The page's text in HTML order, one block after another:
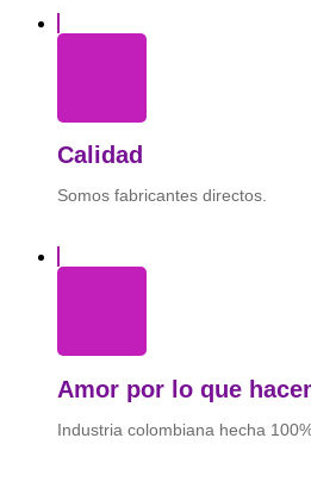
Calidad
Somos fabricantes directos.
Amor por lo que
Industria colombiana hecha